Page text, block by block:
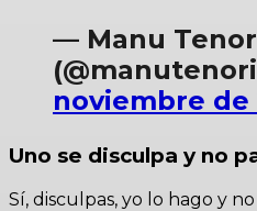
— Manu
noviembre de
Uno se disculpa y no
Sí, disculpas, yo lo hago y no